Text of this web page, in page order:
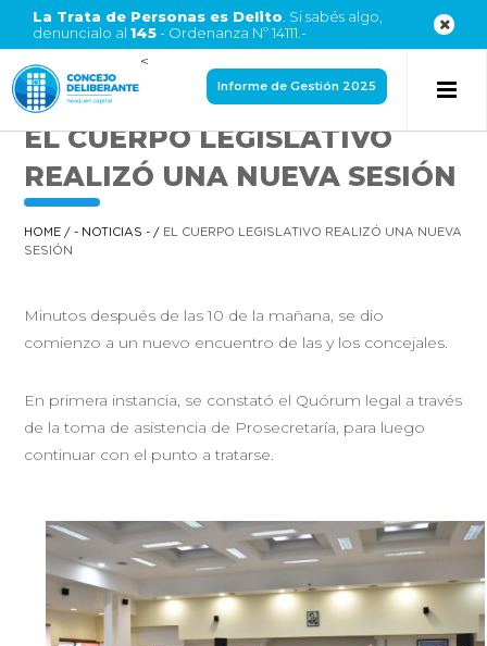
La Trata de Personas es Delito . Si sabés algo,
denuncialo al 145- Ordenanza Nº 14111.-
<
Informe de Gestión 2025
EL CUERPO LEGISLATIVO
REALIZÓ UNA NUEVA SESIÓN
HOME /- NOTICIAS - / EL CUERPO LEGISLATIVO REALIZÓ UNA NUEVA
SESIÓN
Minutos después de las 10 de la mañana, se dio
comienzo a un nuevo encuentro de las y los concejales.
En primera instancia, se constató el Quórum legal a través
de la toma de asistencia de Prosecretaría, para luego
continuar con el punto a tratarse.